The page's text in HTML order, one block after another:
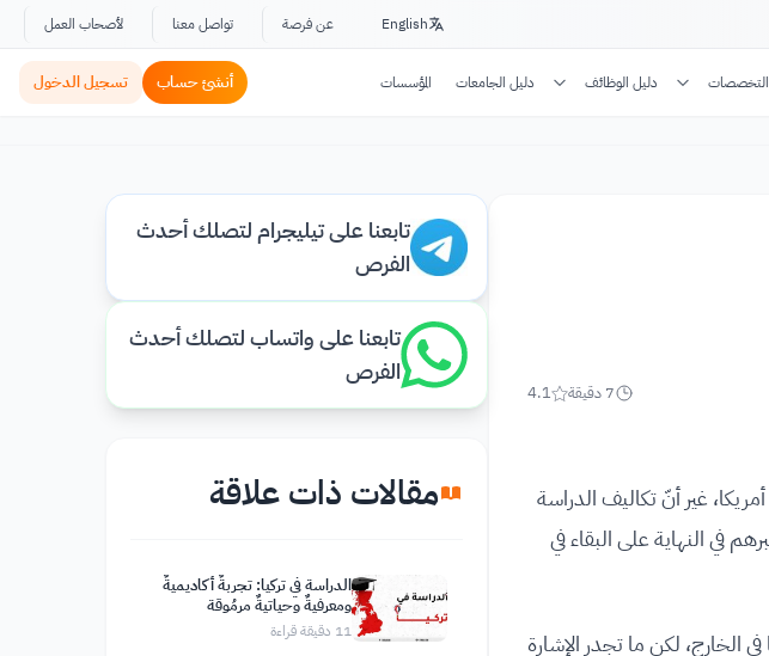
English عن فرصة تواصل معنا لأصحاب العمل
التخصصات دليل الوظائف دليل الجامعات المؤسسات أنشئ حساب تسجيل الدخول
7 دقيقة 4.1
أمريكا، غير أنّ تكاليف الدراسة
في النهاية على البقاء في
الخارج، لكن ما تجدر الإشارة
تابعنا على تيليجرام لتصلك أحدث
الفرص
تابعنا على واتساب لتصلك أحدث
الفرص
مقالات ذات علاقة
الدراسة في تركيا: تجربةٌ أكاديميةٌ
ومعرفيةٌ وحياتيةٌ مرمُوقة
11 دقيقة قراءة